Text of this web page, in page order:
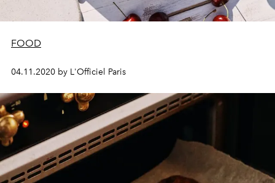
FOOD
04.11.2020 by L'Officiel Paris